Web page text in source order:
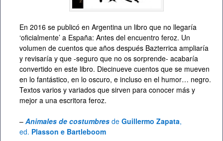
En 2016 se publicó en Argentina un libro que no llegaría
‘oficialmente’ a España: Antes del encuentro feroz. Un
volumen de cuentos que años después Bazterrica ampliaría
y revisaría y que -seguro que no os sorprende- acabaría
convertido en este libro. Diecinueve cuentos que se mueven
en lo fantástico, en lo oscuro, e incluso en el humor… negro.
Textos varios y variados que sirven para conocer más y
mejor a una escritora feroz.
– Animales de costumbres de Guillermo Zapata,
ed. Plasson e Bartleboom